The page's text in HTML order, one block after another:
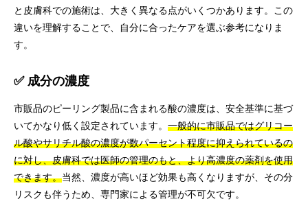
と皮膚科での施術は、大きく異なる点がいくつかあります。この
違いを理解することで、自分に合ったケアを選ぶ参考になりま
す。
✅ 成分の濃度
市販品のピーリング製品に含まれる酸の濃度は、安全基準に基づ
いてかなり低く設定されています。 一般的に市販品ではグリコー
ル酸やサリチル酸の濃度が数パーセント程度に抑えられているの
に対し、皮膚科では医師の管理のもと、より高濃度の薬剤を使用
できます。当然、濃度が高いほど効果も高くなりますが、その分
リスクも伴うため、専門家による管理が不可欠です。